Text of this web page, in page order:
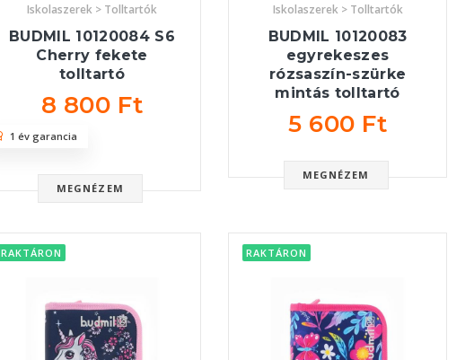
Iskolaszerek > Tolltartók
BUDMIL 10120084 S6
Cherry fekete
tolltartó
8 800 Ft
MEGNÉZEM
1 év garancia
Iskolaszerek > Tolltartók
BUDMIL 10120083
egyrekeszes
rózsaszín-szürke
mintás tolltartó
5 600 Ft
MEGNÉZEM
RAKTÁRON RAKTÁRON